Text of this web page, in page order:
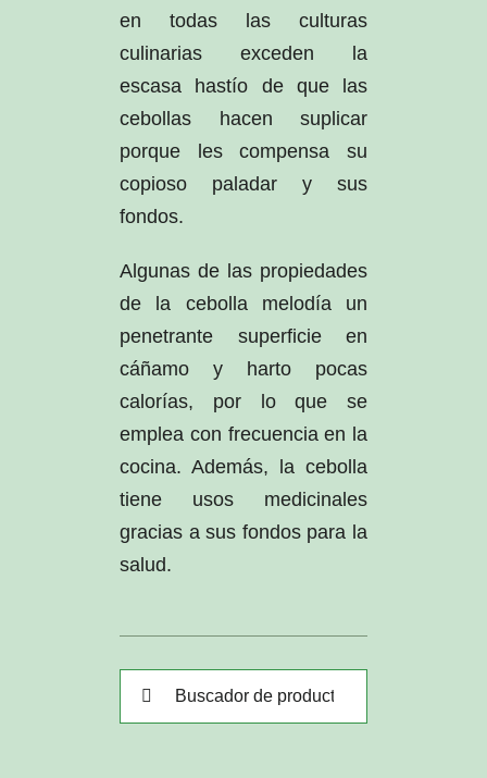
en todas las culturas
culinarias exceden la
escasa hastío de que las
cebollas hacen suplicar
porque les compensa su
copioso paladar y sus
fondos.
Algunas de las propiedades
de la cebolla melodía un
penetrante superficie en
cáñamo y harto pocas
calorías, por lo que se
emplea con frecuencia en la
cocina. Además, la cebolla
tiene usos medicinales
gracias a sus fondos para la
salud.
Buscar: